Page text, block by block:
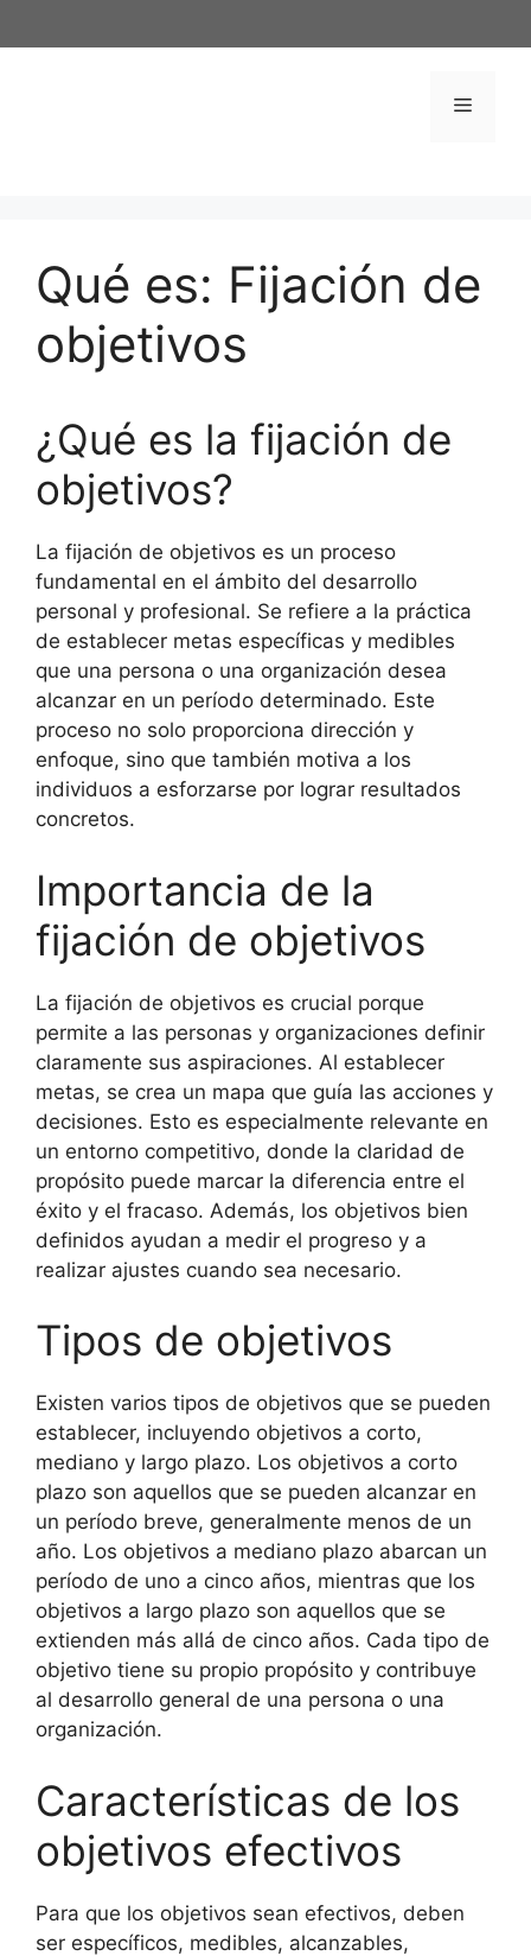
al
Menú
Qué es: Fijación de
objetivos
¿Qué es la fijación de
objetivos?
La fijación de objetivos es un proceso
fundamental en el ámbito del desarrollo
personal y profesional. Se refiere a la práctica
de establecer metas específicas y medibles
que una persona o una organización desea
alcanzar en un período determinado. Este
proceso no solo proporciona dirección y
enfoque, sino que también motiva a los
individuos a esforzarse por lograr resultados
concretos.
Importancia de la
fijación de objetivos
La fijación de objetivos es crucial porque
permite a las personas y organizaciones definir
claramente sus aspiraciones. Al establecer
metas, se crea un mapa que guía las acciones y
decisiones. Esto es especialmente relevante en
un entorno competitivo, donde la claridad de
propósito puede marcar la diferencia entre el
éxito y el fracaso. Además, los objetivos bien
definidos ayudan a medir el progreso y a
realizar ajustes cuando sea necesario.
Tipos de objetivos
Existen varios tipos de objetivos que se pueden
establecer, incluyendo objetivos a corto,
mediano y largo plazo. Los objetivos a corto
plazo son aquellos que se pueden alcanzar en
un período breve, generalmente menos de un
año. Los objetivos a mediano plazo abarcan un
período de uno a cinco años, mientras que los
objetivos a largo plazo son aquellos que se
extienden más allá de cinco años. Cada tipo de
objetivo tiene su propio propósito y contribuye
al desarrollo general de una persona o una
organización.
Características de los
objetivos efectivos
Para que los objetivos sean efectivos, deben
ser específicos, medibles, alcanzables,